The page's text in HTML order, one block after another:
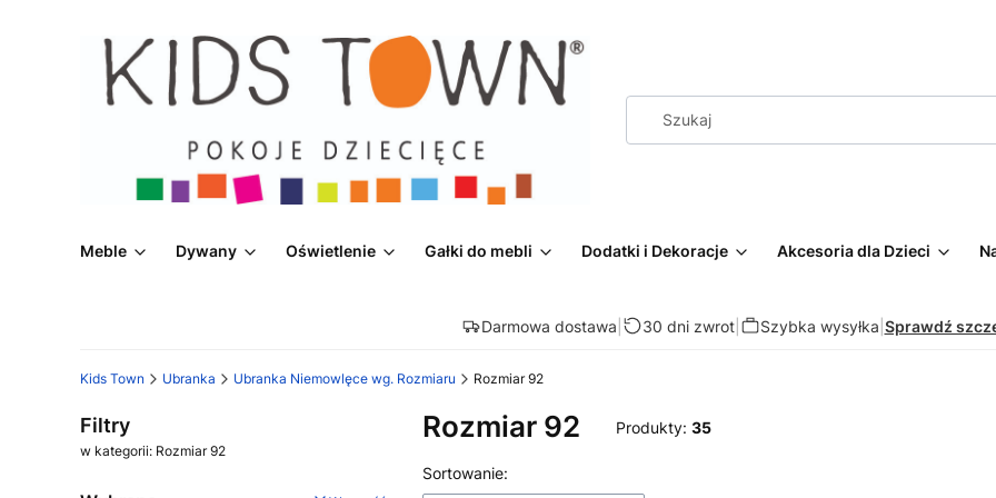
Meble Dywany Oświetlenie Gałki do mebli Dodatki i Dekoracje Akcesoria dla Dzieci
Darmowa dostawa 30 dni zwrot| Szybka wysyłka Sprawdź
Kids Town Ubranka Ubranka Niemowlęce wg. Rozmiaru Rozmiar 92
Filtry
w kategorii: Rozmiar 92
Rozmiar 92 Produkty: 35
Lista produktów
Sortowanie: